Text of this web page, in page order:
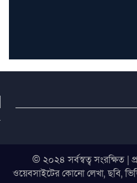
© ২০২৪ সর্বস্বত্ব সংরক্ষিত |
ওয়েবসাইটের কোনো লেখা, ছবি,